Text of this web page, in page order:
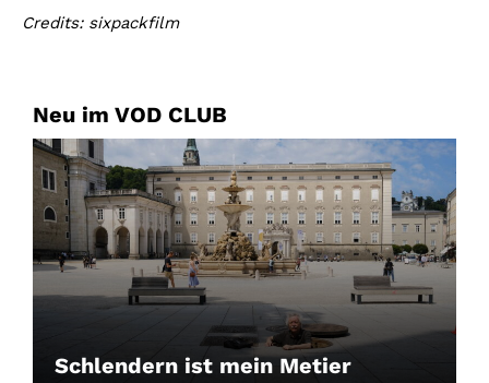
Credits: sixpackfilm
Neu im VOD CLUB
Schlendern ist mein Metier